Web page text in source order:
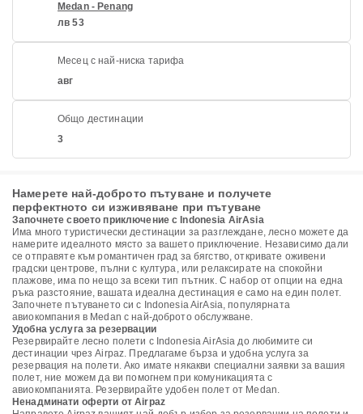
Medan - Penang
лв 53
Месец с най-ниска тарифа
авг
Общо дестинации
3
Намерете най-доброто пътуване и получете
перфектното си изживяване при пътуване
Започнете своето приключение с Indonesia AirAsia
Има много туристически дестинации за разглеждане, лесно можете да
намерите идеалното място за вашето приключение. Независимо дали
се отправяте към романтичен град за бягство, откривате оживени
градски центрове, пълни с култура, или релаксирате на спокойни
плажове, има по нещо за всеки тип пътник. С набор от опции на една
ръка разстояние, вашата идеална дестинация е само на един полет.
Започнете пътуването си с Indonesia AirAsia, популярната
авиокомпания в Medan с най-доброто обслужване.
Удобна услуга за резервации
Резервирайте лесно полети с Indonesia AirAsia до любимите си
дестинации чрез Airpaz. Предлагаме бърза и удобна услуга за
резервация на полети. Ако имате някакви специални заявки за вашия
полет, ние можем да ви помогнем при комуникацията с
авиокомпанията. Резервирайте удобен полет от Medan.
Ненадминати оферти от Airpaz